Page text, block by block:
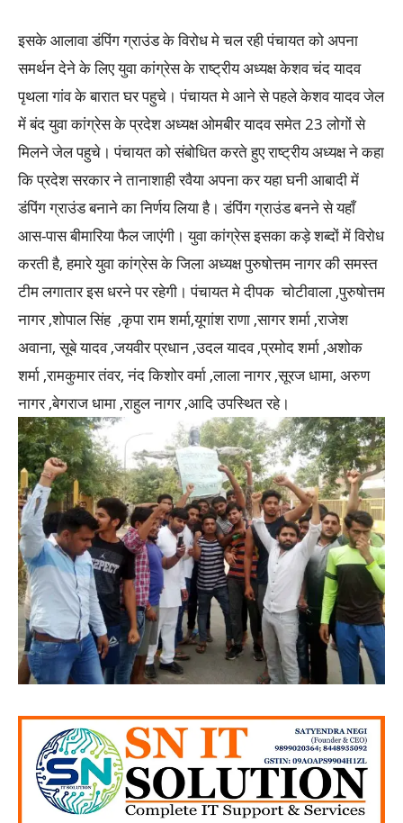
इसके आलावा डंपिंग ग्राउंड के विरोध मे चल रही पंचायत को अपना
समर्थन देने के लिए युवा कांग्रेस के राष्ट्रीय अध्यक्ष केशव चंद यादव
पृथला गांव के बारात घर पहुचे। पंचायत मे आने से पहले केशव यादव जेल
में बंद युवा कांग्रेस के प्रदेश अध्यक्ष ओमबीर यादव समेत 23 लोगों से
मिलने जेल पहुचे। पंचायत को संबोधित करते हुए राष्ट्रीय अध्यक्ष ने कहा
कि प्रदेश सरकार ने तानाशाही रवैया अपना कर यहा घनी आबादी में
डंपिंग ग्राउंड बनाने का निर्णय लिया है। डंपिंग ग्राउंड बनने से यहाँ
आस-पास बीमारिया फैल जाएंगी। युवा कांग्रेस इसका कड़े शब्दों में विरोध
करती है, हमारे युवा कांग्रेस के जिला अध्यक्ष पुरुषोत्तम नागर की समस्त
टीम लगातार इस धरने पर रहेगी। पंचायत मे दीपक चोटीवाला ,पुरुषोत्तम
नागर ,शोपाल सिंह ,कृपा राम शर्मा,यूगांश राणा ,सागर शर्मा ,राजेश
अवाना, सूबे यादव ,जयवीर प्रधान ,उदल यादव ,प्रमोद शर्मा ,अशोक
शर्मा ,रामकुमार तंवर, नंद किशोर वर्मा ,लाला नागर ,सूरज धामा, अरुण
नागर ,बेगराज धामा ,राहुल नागर ,आदि उपस्थित रहे।